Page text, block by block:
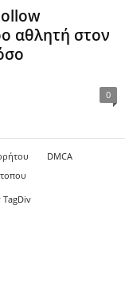
αθλητή στον
0
DMCA
TagDiv